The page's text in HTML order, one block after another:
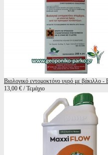
Βιολογικό εντομοκτόνο υγρό με
13,00 € / Τεμάχιο